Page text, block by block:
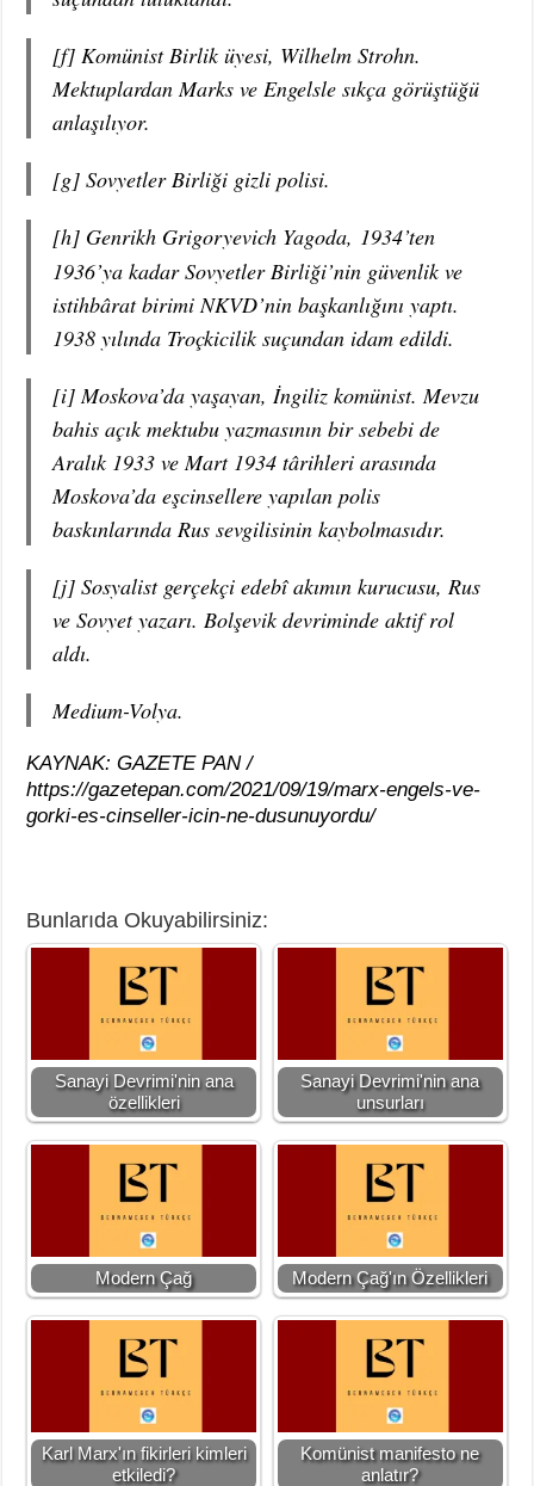
[f] Komünist Birlik üyesi, Wilhelm Strohn.
Mektuplardan Marks ve Engelsle sıkça görüştüğü
anlaşılıyor.
[g] Sovyetler Birliği gizli polisi.
[h] Genrikh Grigoryevich Yagoda, 1934’ten
1936’ya kadar Sovyetler Birliği’nin güvenlik ve
istihbârat birimi NKVD’nin başkanlığını yaptı.
1938 yılında Troçkicilik suçundan idam edildi.
[i] Moskova’da yaşayan, İngiliz komünist. Mevzu
bahis açık mektubu yazmasının bir sebebi de
Aralık 1933 ve Mart 1934 târihleri arasında
Moskova’da eşcinsellere yapılan polis
baskınlarında Rus sevgilisinin kaybolmasıdır.
[j] Sosyalist gerçekçi edebî akımın kurucusu, Rus
ve Sovyet yazarı. Bolşevik devriminde aktif rol
aldı.
Medium-Volya.
KAYNAK: GAZETE PAN /
https://gazetepan.com/2021/09/19/marx-engels-ve-
gorki-es-cinseller-icin-ne-dusunuyordu/
Bunlarıda Okuyabilirsiniz:
Sanayi Devrimi'nin ana
özellikleri
Sanayi Devrimi'nin ana
unsurları
Modern Çağ Modern Çağ'ın Özellikleri
Karl Marx'ın fikirleri kimleri
etkiledi?
Komünist manifesto ne
anlatır?